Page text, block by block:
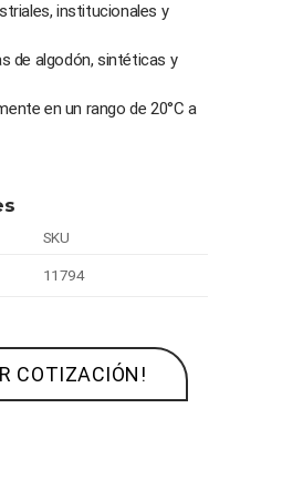
institucionales y
de algodón, sintéticas y
en un rango de 20°C a
SKU
11794
COTIZACIÓN!